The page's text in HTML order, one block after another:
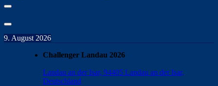
9. August 2026
Challenger Landau 2026
Landau an der Isar, 94405 Landau an der Isar,
Deutschland